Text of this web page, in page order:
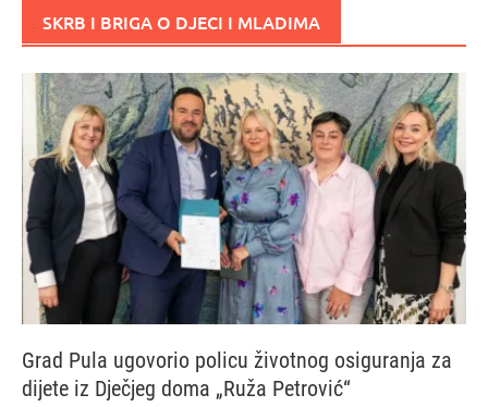
SKRB I BRIGA O DJECI I MLADIMA
Grad Pula ugovorio policu životnog osiguranja za
dijete iz Dječjeg doma „Ruža Petrović“